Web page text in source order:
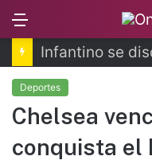
Menu
Deportes
Chelsea
conquista el